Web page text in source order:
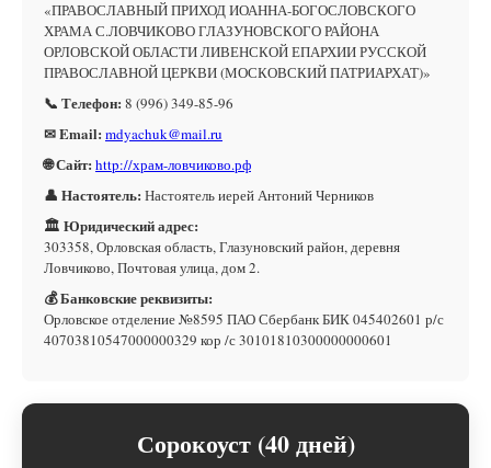
«ПРАВОСЛАВНЫЙ ПРИХОД ИОАННА-БОГОСЛОВСКОГО
ХРАМА С.ЛОВЧИКОВО ГЛАЗУНОВСКОГО РАЙОНА
ОРЛОВСКОЙ ОБЛАСТИ ЛИВЕНСКОЙ ЕПАРХИИ РУССКОЙ
ПРАВОСЛАВНОЙ ЦЕРКВИ (МОСКОВСКИЙ ПАТРИАРХАТ)»
📞 Телефон: 8 (996) 349-85-96
✉ Email: mdyachuk@mail.ru
🌐 Сайт: http://храм-ловчиково.рф
👤 Настоятель: Настоятель иерей Антоний Черников
🏛 Юридический адрес:
303358, Орловская область, Глазуновский район, деревня
Ловчиково, Почтовая улица, дом 2.
💰 Банковские реквизиты:
Орловское отделение №8595 ПАО Сбербанк БИК 045402601 р/с
40703810547000000329 кор /с 30101810300000000601
Сорокоуст (40 дней)